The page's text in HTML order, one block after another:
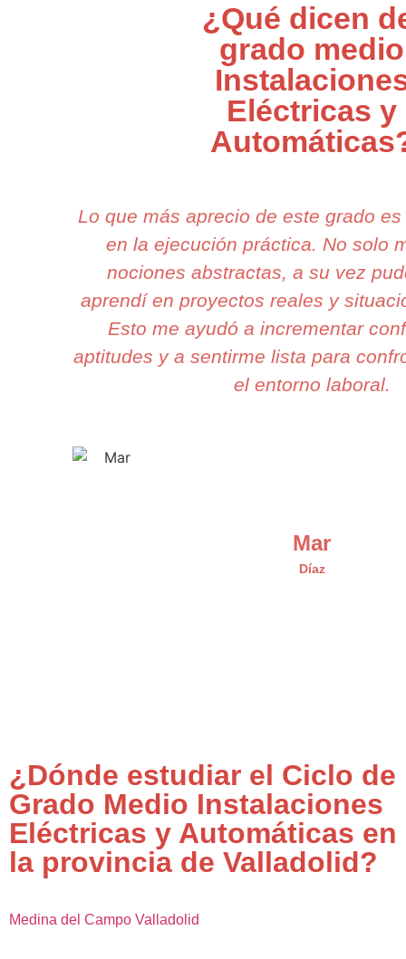
¿Qué dicen
grado medio
Eléctricas y
Lo que más aprecio de este grado
en la ejecución práctica. No solo
nociones abstractas, a su vez
aprendí en proyectos reales y
Esto me ayudó a incrementar
aptitudes y a sentirme lista para
el entorno laboral.
Mar
Díaz
¿Dónde estudiar el Ciclo de
Grado Medio Instalaciones
Eléctricas y Automáticas en
la provincia de Valladolid?
Medina del Campo Valladolid